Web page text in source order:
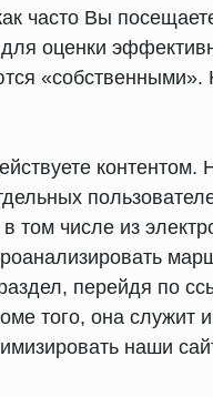
часто Вы
оценки
том числе из
перейдя по
того, она служит
наши